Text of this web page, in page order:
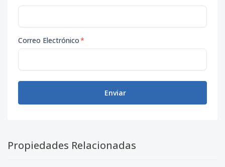
Correo Electrónico*
Enviar
Propiedades Relacionadas